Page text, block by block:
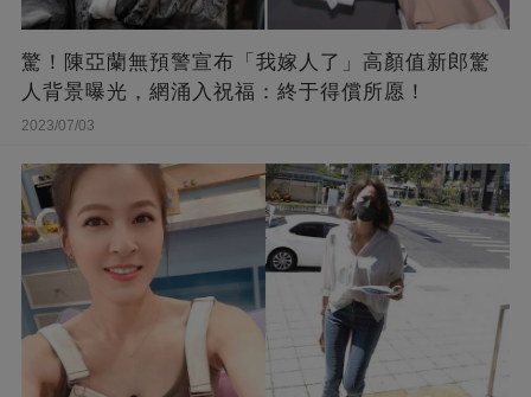
驚！陳亞蘭無預警宣布「我嫁人了」高顏值新郎驚
人背景曝光，網涌入祝福：終于得償所愿！
2023/07/03